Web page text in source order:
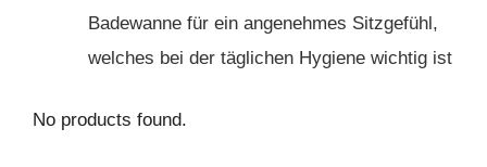
Badewanne für ein angenehmes Sitzgefühl,
welches bei der täglichen Hygiene wichtig ist
No products found.